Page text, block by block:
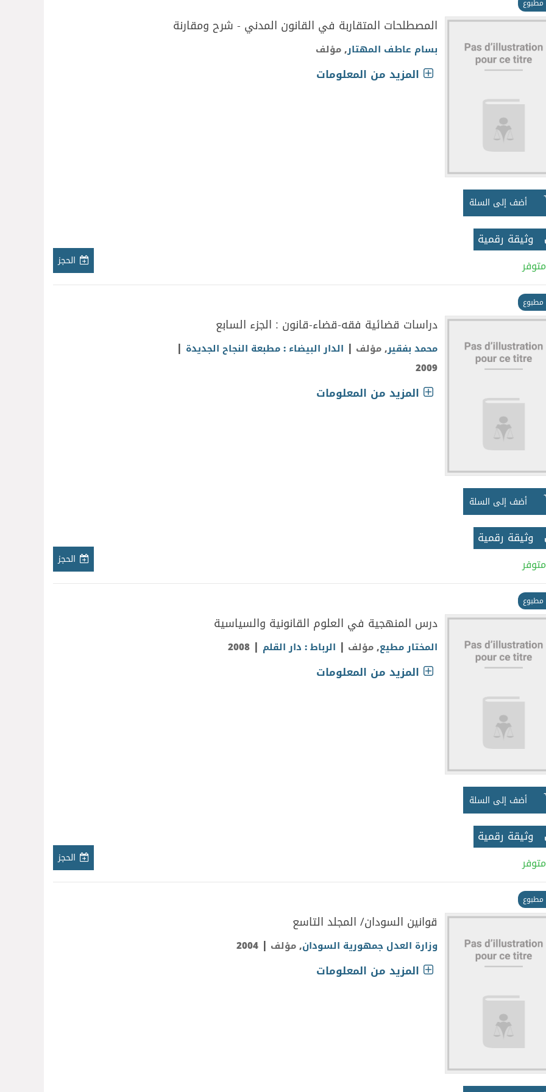
المصطلحات المتقاربة في القانون المدني - شرح ومقارنة
بسام عاطف المهتار, مؤلف
المزيد من المعلومات
أضف إلى السلة
وثيقة رقمية
الحجز متوفر
دراسات قضائية فقه-قضاء-قانون : الجزء السابع
محمد بفقير, مؤلف | الدار البيضاء : مطبعة النجاح الجديدة |
2009
المزيد من المعلومات
أضف إلى السلة
وثيقة رقمية
الحجز متوفر
درس المنهجية في العلوم القانونية والسياسية
المختار مطيع, مؤلف | الرباط : دار القلم |
2008
المزيد من المعلومات
أضف إلى السلة
وثيقة رقمية
الحجز متوفر
قوانين السودان/ المجلد التاسع
وزارة العدل جمهورية السودان, مؤلف |
2004
المزيد من المعلومات